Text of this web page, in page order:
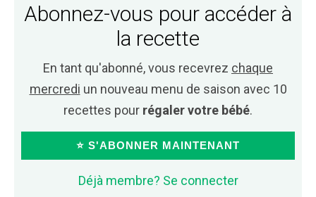
Abonnez-vous pour accéder à
la recette
En tant qu'abonné, vous recevrez chaque
mercredi un nouveau menu de saison avec 10
recettes pour régaler votre bébé.
⭐ S'ABONNER MAINTENANT
Déjà membre? Se connecter